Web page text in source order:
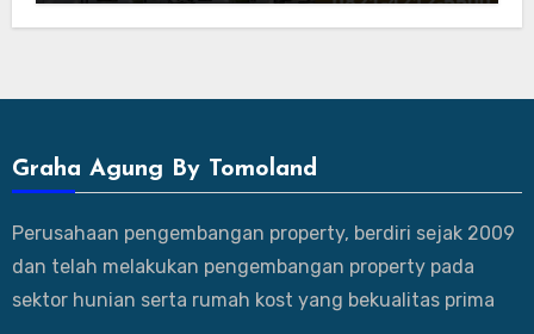
Graha Agung By Tomoland
Perusahaan pengembangan property, berdiri sejak 2009
dan telah melakukan pengembangan property pada
sektor hunian serta rumah kost yang bekualitas prima